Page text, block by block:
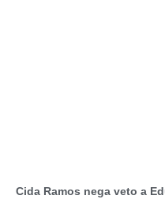
Cida Ramos nega veto a